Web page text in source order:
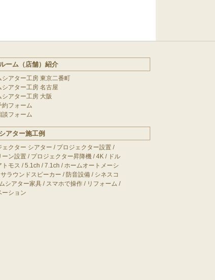
ーム（店舗）紹介
シアター工房 東京二番町
シアター工房 名古屋
シアター工房 大阪
約フォーム
談フォーム
アター施工例
ェクター シアター / プロジェクター設置/
ーン設置/ プロジェクター昇降機/4K/ ドル
トモス /5.1ch /7.1ch /ホームオートメーシ
サラウンドスピーカー / 防音設備/ シネスコ
シアター家具/ スマホで操作/ リフォーム /
ーション